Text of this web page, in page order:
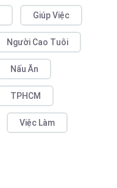
Giúp Việc
Người Cao Tuôi
Nấu Ăn
TPHCM
Việc Làm